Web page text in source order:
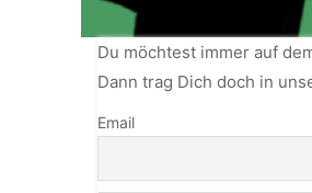
Du möchtest immer auf
Dann trag Dich doch in
Email